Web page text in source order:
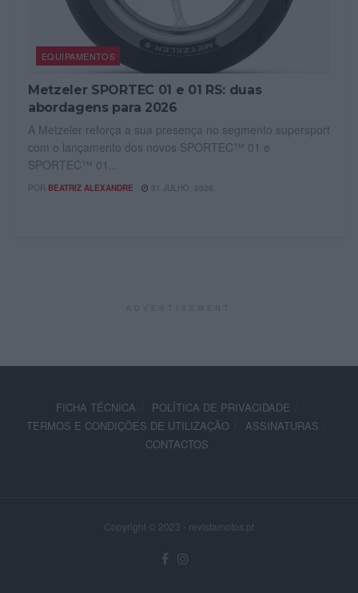
EQUIPAMENTOS
Metzeler SPORTEC 01 e 01 RS: duas
abordagens para 2026
A Metzeler reforça a sua presença no segmento supersport
com o lançamento dos novos SPORTEC™ 01 e
SPORTEC™ 01...
POR BEATRIZ ALEXANDRE 31 JULHO, 2026
FICHA TÉCNICA
POLÍTICA DE PRIVACIDADE
TERMOS E CONDIÇÕES DE UTILIZAÇÃO
ASSINATURAS
CONTACTOS
Copyright © 2023 - revistamotos.pt